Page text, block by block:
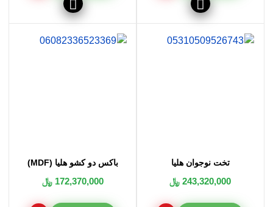
تخت نوجوان هلیا
243,320,000 ﷼
باکس دو کشو هلیا (MDF)
172,370,000 ﷼